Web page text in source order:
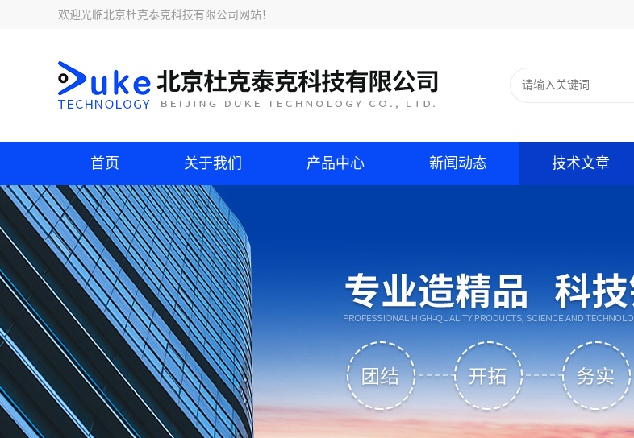
欢迎光临北京杜克泰克科技有限公司网站！
首页 关于我们 产品中心 新闻动态 技术文章